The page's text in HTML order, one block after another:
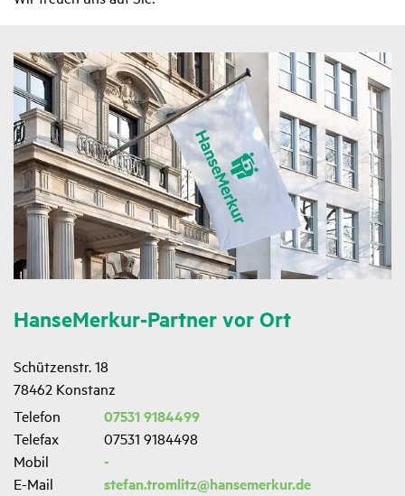
HanseMerkur-Partner vor Ort
Schützenstr. 18
78462 Konstanz
Telefon
07531 9184499
Telefax
07531 9184498
Mobil
-
E-Mail stefan.tromlitz@hansemerkur.de